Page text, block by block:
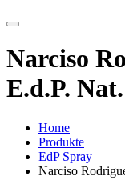
Narciso
E.d.P.
Home
Produkte
EdP Spray
Narciso